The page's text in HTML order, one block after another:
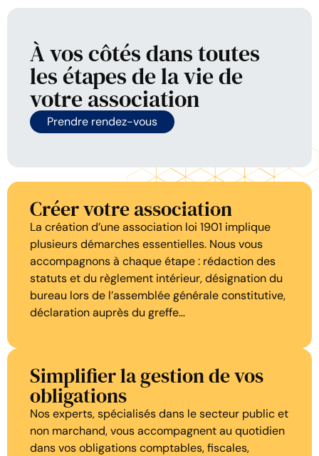
Créer votre association
La création d’une association loi 1901 implique
plusieurs démarches essentielles. Nous vous
accompagnons à chaque étape : rédaction des
statuts et du règlement intérieur, désignation du
bureau lors de l’assemblée générale constitutive,
déclaration auprès du greffe…
Simplifier la gestion de vos
obligations
Nos experts, spécialisés dans le secteur public et
non marchand, vous accompagnent au quotidien
dans vos obligations comptables, fiscales,
À vos côtés dans toutes
les étapes de la vie de
votre association
Prendre rendez-vous